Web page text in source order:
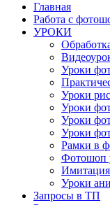
Главная
Работа с
УРОКИ
Уроки
Уроки
Уроки
Уроки
Уроки
Рамки в
Фотошоп
Уроки
Запросы в ТП